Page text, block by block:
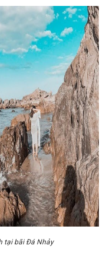
tại bãi Đá Nhảy